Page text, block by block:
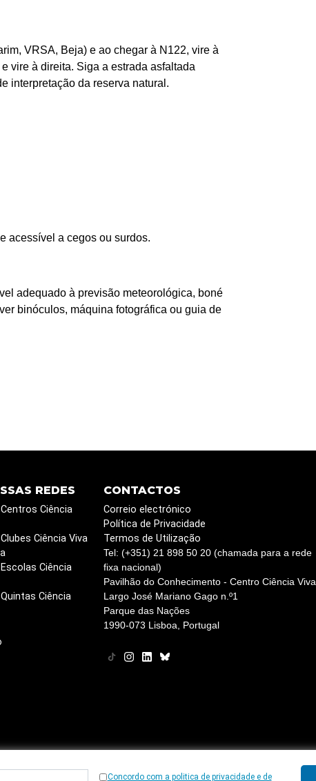
VRSA, Beja) e ao chegar à N122, vire à
vire à direita. Siga a estrada asfaltada
interpretação da reserva natural.
acessível a cegos ou surdos.
adequado à previsão meteorológica, boné
binóculos, máquina fotográfica ou guia de
REDES
Ciência
Ciência Viva
Ciência
Ciência
CONTACTOS
Correio electrónico
Política de Privacidade
Termos de Utilização
Tel: (+351) 21 898 50 20 (chamada para a rede
fixa nacional)
Pavilhão do Conhecimento - Centro Ciência Viva
Largo José Mariano Gago n.º1
Parque das Nações
1990-073 Lisboa, Portugal
Concordo com a politica de privacidade e de